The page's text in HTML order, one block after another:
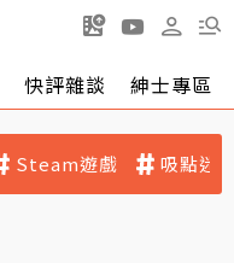
快評雜談 紳士專區
Steam遊戲 吸點迷